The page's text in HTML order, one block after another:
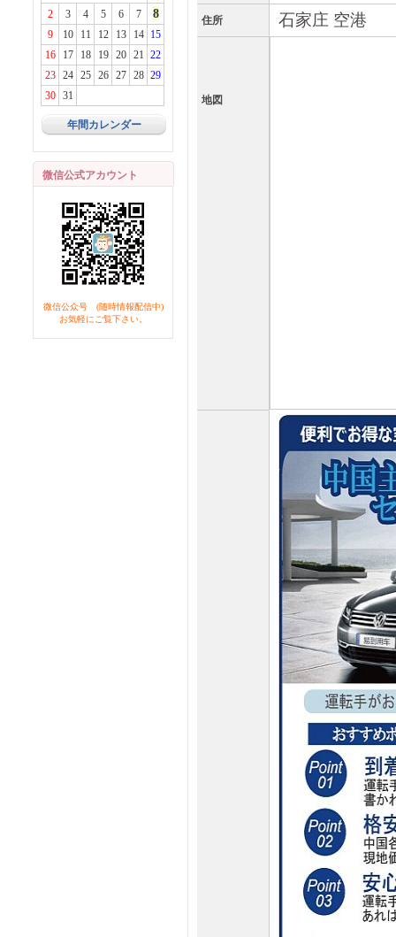
2
3 4 5 6 7 8
9 10 11 12 13 14
15
16
17 18 19 20 21 22
23
24 25 26 27 28 29
30
31
年間カレンダー
微信公式アカウント
微信公众号 (随時情報配信中)
お気軽にご覧下さい。
住所 石家庄 空港
地図